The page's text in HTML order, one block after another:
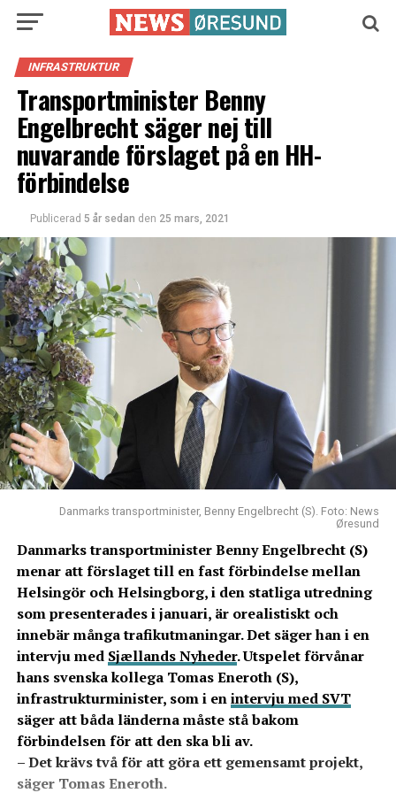
INFRASTRUKTUR
Transportminister Benny
Engelbrecht säger nej till
nuvarande förslaget på en HH-
förbindelse
Publicerad 5 år sedan den 25 mars, 2021
Danmarks transportminister, Benny Engelbrecht (S). Foto: News
Øresund
Danmarks transportminister Benny Engelbrecht (S)
menar att förslaget till en fast förbindelse mellan
Helsingör och Helsingborg, i den statliga utredning
som presenterades i januari, är orealistiskt och
innebär många trafikutmaningar. Det säger han i en
intervju med Sjællands Nyheder.Utspelet förvånar
hans svenska kollega Tomas Eneroth (S),
infrastrukturminister, som i enintervju med SVT
säger att båda länderna måste stå bakom
förbindelsen för att den ska bli av.
– Det krävs två för att göra ett gemensamt projekt,
säger Tomas Eneroth.